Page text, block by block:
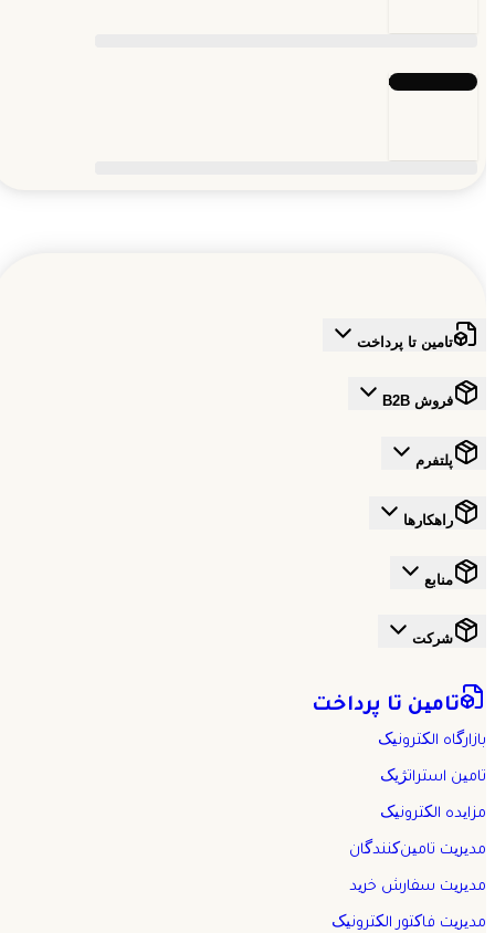
تامین تا پرداخت
فروش B2B
پلتفرم
راهکارها
منابع
شرکت
تامین تا پرداخت
بازارگاه الکترونیک
تامین استراتژیک
مزایده الکترونیک
مدیریت تامین‌کنندگان
مدیریت سفارش خرید
مدیریت فاکتور الکترونیک